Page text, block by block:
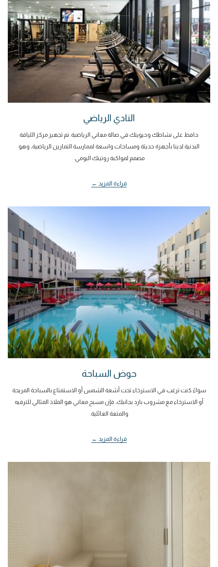
النادي الرياضي
حافظ على نشاطك وحيويتك في صالة معاني الرياضية. تم تجهيز مركز اللياقة
البدنية لدينا بأجهزة حديثة ومساحات واسعة لممارسة التمارين الرياضية، وهو
مصمم لمواكبة روتينك اليومي.
قراءة المزيد
حوض السباحة
سواءً كنت ترغب في الاسترخاء تحت أشعة الشمس أو الاستمتاع بالسباحة المريحة
أو الاسترخاء مع مشروب بارد بجانبك، فإن مسبح معاني هو الملاذ المثالي للترفيه
والمتعة العائلية.
قراءة المزيد